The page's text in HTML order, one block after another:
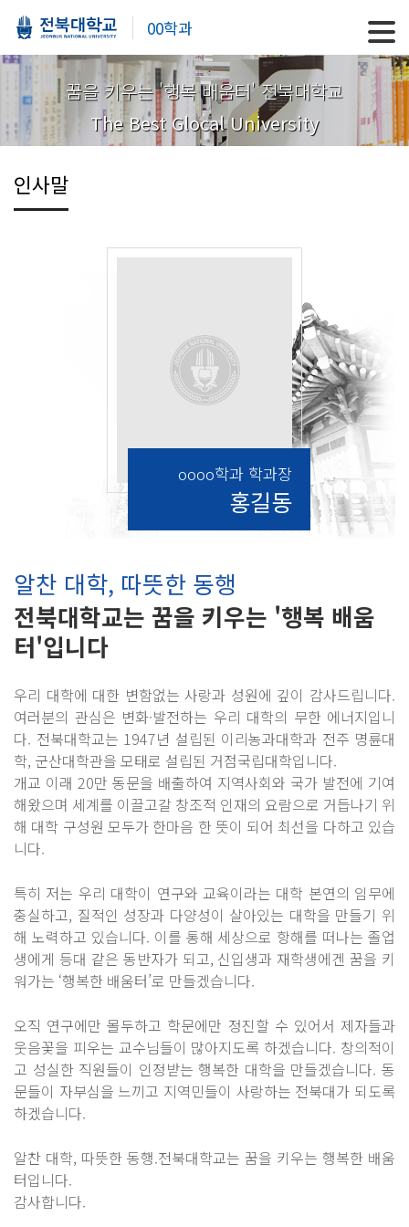
00학과
꿈을 키우는 '행복 배움터' 전북대학교
The Best Glocal University
인사말
oooo학과 학과장
홍길동
알찬 대학, 따뜻한 동행
전북대학교는 꿈을 키우는 '행복 배움
터'입니다
우리 대학에 대한 변함없는 사랑과 성원에 깊이 감사드립니다.
여러분의 관심은 변화·발전하는 우리 대학의 무한 에너지입니
다. 전북대학교는 1947년 설립된 이리농과대학과 전주 명륜대
학, 군산대학관을 모태로 설립된 거점국립대학입니다.
개교 이래 20만 동문을 배출하여 지역사회와 국가 발전에 기여
해왔으며 세계를 이끌고갈 창조적 인재의 요람으로 거듭나기 위
해 대학 구성원 모두가 한마음 한 뜻이 되어 최선을 다하고 있습
니다.
특히 저는 우리 대학이 연구와 교육이라는 대학 본연의 임무에
충실하고, 질적인 성장과 다양성이 살아있는 대학을 만들기 위
해 노력하고 있습니다. 이를 통해 세상으로 항해를 떠나는 졸업
생에게 등대 같은 동반자가 되고, 신입생과 재학생에겐 꿈을 키
워가는 ‘행복한 배움터’로 만들겠습니다.
오직 연구에만 몰두하고 학문에만 정진할 수 있어서 제자들과
웃음꽃을 피우는 교수님들이 많아지도록 하겠습니다. 창의적이
고 성실한 직원들이 인정받는 행복한 대학을 만들겠습니다. 동
문들이 자부심을 느끼고 지역민들이 사랑하는 전북대가 되도록
하겠습니다.
알찬 대학, 따뜻한 동행.전북대학교는 꿈을 키우는 행복한 배움
터입니다.
감사합니다.